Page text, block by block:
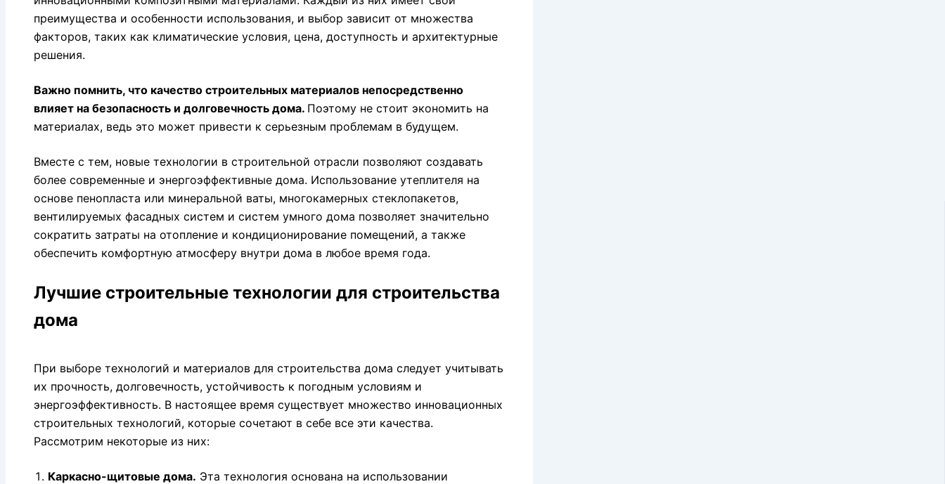
преимущества и особенности использования, и выбор зависит от множества
факторов, таких как климатические условия, цена, доступность и архитектурные
решения.
Важно помнить, что качество строительных материалов непосредственно
влияет на безопасность и долговечность дома. Поэтому не стоит экономить на
материалах, ведь это может привести к серьезным проблемам в будущем.
Вместе с тем, новые технологии в строительной отрасли позволяют создавать
более современные и энергоэффективные дома. Использование утеплителя на
основе пенопласта или минеральной ваты, многокамерных стеклопакетов,
вентилируемых фасадных систем и систем умного дома позволяет значительно
сократить затраты на отопление и кондиционирование помещений, а также
обеспечить комфортную атмосферу внутри дома в любое время года.
Лучшие строительные технологии для строительства
дома
При выборе технологий и материалов для строительства дома следует учитывать
их прочность, долговечность, устойчивость к погодным условиям и
энергоэффективность. В настоящее время существует множество инновационных
строительных технологий, которые сочетают в себе все эти качества.
Рассмотрим некоторые из них:
Каркасно-щитовые дома. Эта технология основана на использовании